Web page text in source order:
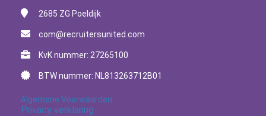
2685 ZG Poeldijk
com@recruitersunited.com
KvK nummer: 27265100
BTW nummer: NL813263712B01
Algemene Voorwaarden
Privacy verklaring